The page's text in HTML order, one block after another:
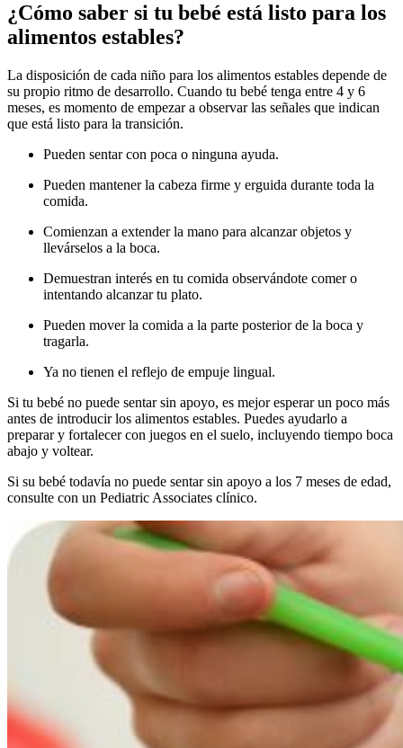
¿Cómo saber si tu bebé está listo para los
alimentos estables?
La disposición de cada niño para los alimentos estables depende de
su propio ritmo de desarrollo. Cuando tu bebé tenga entre 4 y 6
meses, es momento de empezar a observar las señales que indican
que está listo para la transición.
Pueden sentar con poca o ninguna ayuda.
Pueden mantener la cabeza firme y erguida durante toda la
comida.
Comienzan a extender la mano para alcanzar objetos y
llevárselos a la boca.
Demuestran interés en tu comida observándote comer o
intentando alcanzar tu plato.
Pueden mover la comida a la parte posterior de la boca y
tragarla.
Ya no tienen el reflejo de empuje lingual.
Si tu bebé no puede sentar sin apoyo, es mejor esperar un poco más
antes de introducir los alimentos estables. Puedes ayudarlo a
preparar y fortalecer con juegos en el suelo, incluyendo tiempo boca
abajo y voltear.
Si su bebé todavía no puede sentar sin apoyo a los 7 meses de edad,
consulte con un Pediatric Associates clínico.